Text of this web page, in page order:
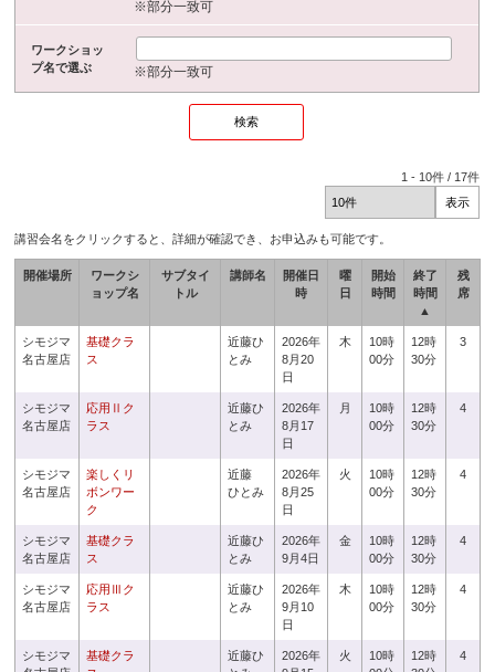
※部分一致可
ワークショッ
プ名で選ぶ
※部分一致可
1 - 10件 / 17件
講習会名をクリックすると、詳細が確認でき、お申込みも可能です。
開催場所
ワークシ
ョップ名
サブタイ
トル
講師名
開催日
時
曜
日
開始
時間
終了
時間
▲
残
席
シモジマ
名古屋店
基礎クラ
ス
近藤ひ
とみ
2026年
8月20
日
木
10時
00分
12時
30分
3
シモジマ
名古屋店
応用Ⅱク
ラス
近藤ひ
とみ
2026年
8月17
日
月
10時
00分
12時
30分
4
シモジマ
名古屋店
楽しくリ
ボンワー
ク
近藤
ひとみ
2026年
8月25
日
火
10時
00分
12時
30分
4
シモジマ
名古屋店
基礎クラ
ス
近藤ひ
とみ
2026年
9月4日
金
10時
00分
12時
30分
4
シモジマ
名古屋店
応用Ⅲク
ラス
近藤ひ
とみ
2026年
9月10
日
木
10時
00分
12時
30分
4
シモジマ
基礎クラ
近藤ひ
2026年
火
10時
12時
4